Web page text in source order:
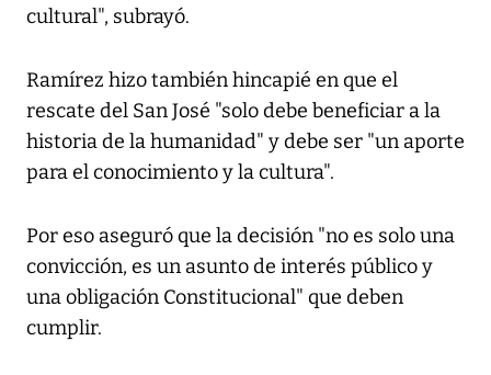
cultural", subrayó.
Ramírez hizo también hincapié en que el
rescate del San José "solo debe beneficiar a la
historia de la humanidad" y debe ser "un aporte
para el conocimiento y la cultura".
Por eso aseguró que la decisión "no es solo una
convicción, es un asunto de interés público y
una obligación Constitucional" que deben
cumplir.